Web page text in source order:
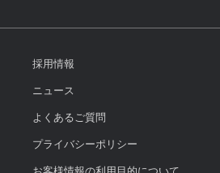
採用情報
ニュース
よくあるご質問
プライバシーポリシー